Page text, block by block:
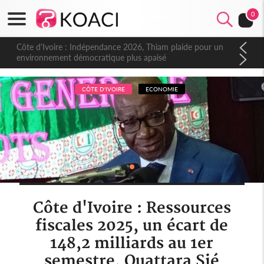
0
Côte d'Ivoire : Indépendance 2026, Thiam plaide pour un
environnement démocratique plus apaisé
CÔTE D'IVOIRE ECONOMIE
Côte d'Ivoire : Ressources
fiscales 2025, un écart de
148,2 milliards au 1er